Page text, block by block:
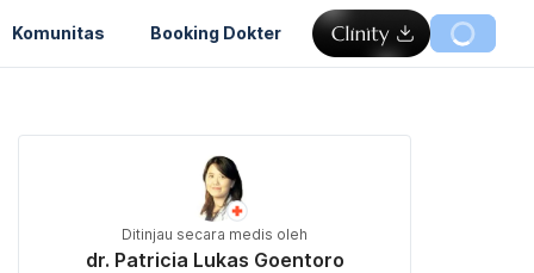
Komunitas Booking Dokter
Ditinjau secara medis oleh
dr. Patricia Lukas Goentoro